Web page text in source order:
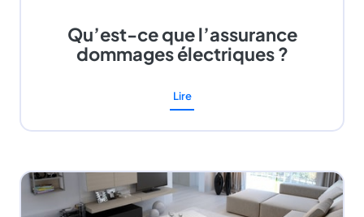
Qu’est-ce que l’assurance
dommages électriques ?
Lire